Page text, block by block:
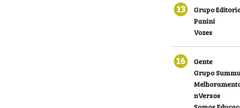
13
Grupo
Panini
Vozes
16
Gente
Grupo
nVersos